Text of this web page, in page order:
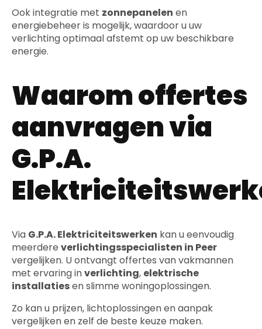
Ook integratie met zonnepanelen en
energiebeheer is mogelijk, waardoor u uw
verlichting optimaal afstemt op uw beschikbare
energie.
Waarom offertes
aanvragen via
G.P.A.
Via G.P.A. Elektriciteitswerken kan u eenvoudig
meerdere verlichtingsspecialisten in Peer
vergelijken. U ontvangt offertes van vakmannen
met ervaring inverlichting, elektrische
installatiesen slimme woningoplossingen.
Zo kan u prijzen, lichtoplossingen en aanpak
vergelijken en zelf de beste keuze maken.